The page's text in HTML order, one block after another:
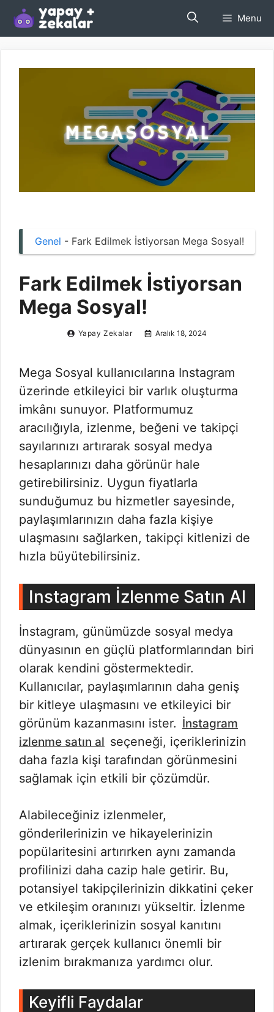
İçeriğe
atla
Menu
Genel - Fark Edilmek İstiyorsan Mega Sosyal!
Fark Edilmek İstiyorsan
Mega Sosyal!
Yapay Zekalar Aralık 18, 2024
Mega Sosyal kullanıcılarına Instagram
üzerinde etkileyici bir varlık oluşturma
imkânı sunuyor. Platformumuz
aracılığıyla, izlenme, beğeni ve takipçi
sayılarınızı artırarak sosyal medya
hesaplarınızı daha görünür hale
getirebilirsiniz. Uygun fiyatlarla
sunduğumuz bu hizmetler sayesinde,
paylaşımlarınızın daha fazla kişiye
ulaşmasını sağlarken, takipçi kitlenizi de
hızla büyütebilirsiniz.
Instagram İzlenme Satın Al
İnstagram, günümüzde sosyal medya
dünyasının en güçlü platformlarından biri
olarak kendini göstermektedir.
Kullanıcılar, paylaşımlarının daha geniş
bir kitleye ulaşmasını ve etkileyici bir
görünüm kazanmasını ister. İnstagram
izlenme satın al seçeneği, içeriklerinizin
daha fazla kişi tarafından görünmesini
sağlamak için etkili bir çözümdür.
Alabileceğiniz izlenmeler,
gönderilerinizin ve hikayelerinizin
popülaritesini artırırken aynı zamanda
profilinizi daha cazip hale getirir. Bu,
potansiyel takipçilerinizin dikkatini çeker
ve etkileşim oranınızı yükseltir. İzlenme
almak, içeriklerinizin sosyal kanıtını
artırarak gerçek kullanıcı önemli bir
izlenim bırakmanıza yardımcı olur.
Keyifli Faydalar